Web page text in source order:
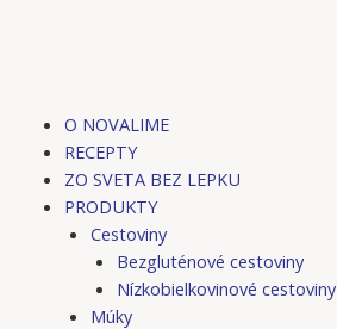
O NOVALIME
RECEPTY
ZO SVETA BEZ LEPKU
PRODUKTY
Cestoviny
Bezgluténové cestoviny
Nízkobielkovinové cestoviny
Múky